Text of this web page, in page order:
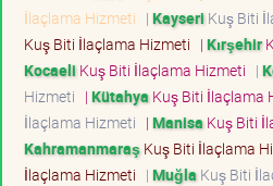
İlaçlama Hizmeti | Kayseri Kuş Biti
Kuş Biti İlaçlama Hizmeti | Kırşehir
Kocaeli Kuş Biti İlaçlama Hizmeti |
Hizmeti | Kütahya Kuş Biti İlaçlama
İlaçlama Hizmeti | Manisa Kuş Biti
Kahramanmaraş Kuş Biti İlaçlama
İlaçlama Hizmeti | Muğla Kuş Biti